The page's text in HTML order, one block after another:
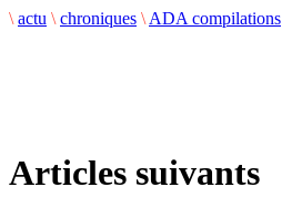
\ actu \ chroniques \ ADA compilations
Articles suivants